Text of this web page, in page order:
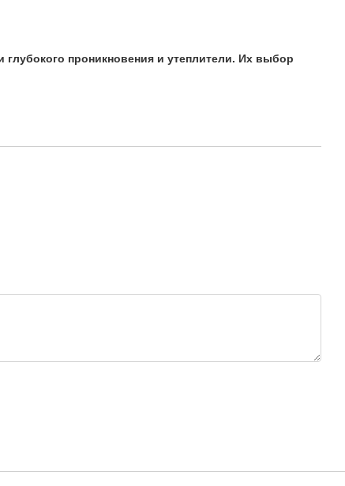
глубокого проникновения и утеплители. Их выбор